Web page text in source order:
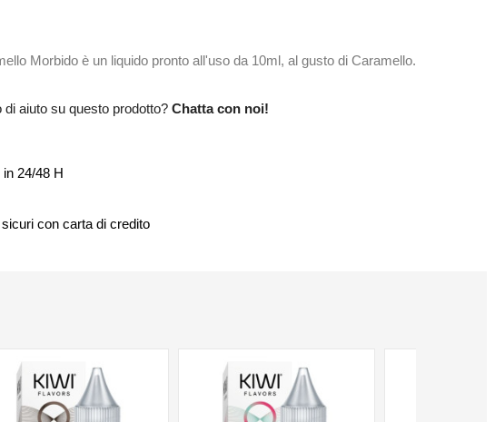
Morbido è un liquido pronto all'uso da 10ml, al gusto di Caramello.
di aiuto su questo prodotto? Chatta con noi!
24/48 H
con carta di credito